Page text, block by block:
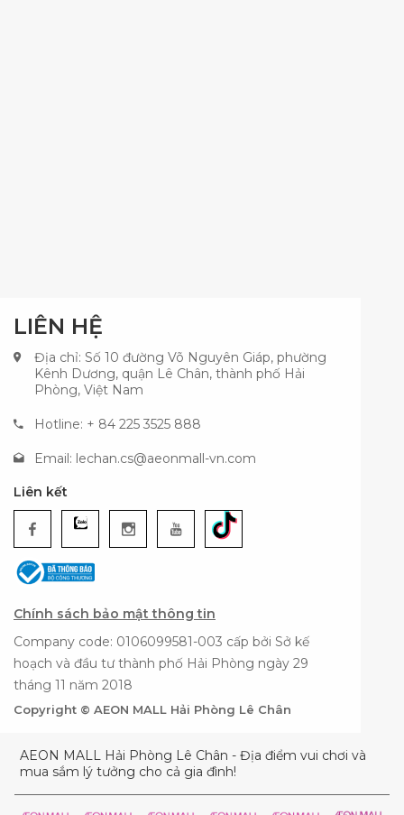
LIÊN HỆ
Địa chỉ: Số 10 đường Võ Nguyên Giáp, phường
Kênh Dương, quận Lê Chân, thành phố Hải
Phòng, Việt Nam
Hotline: + 84 225 3525 888
Email: lechan.cs@aeonmall-vn.com
Liên kết
Chính sách bảo mật thông tin
Company code: 0106099581-003 cấp bởi Sở kế
hoạch và đầu tư thành phố Hải Phòng ngày 29
tháng 11 năm 2018
Copyright © AEON MALL Hải Phòng Lê Chân
AEON MALL Hải Phòng Lê Chân - Địa điểm vui chơi và
mua sắm lý tưởng cho cả gia đình!